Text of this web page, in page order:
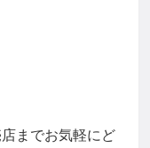
までお気軽にど